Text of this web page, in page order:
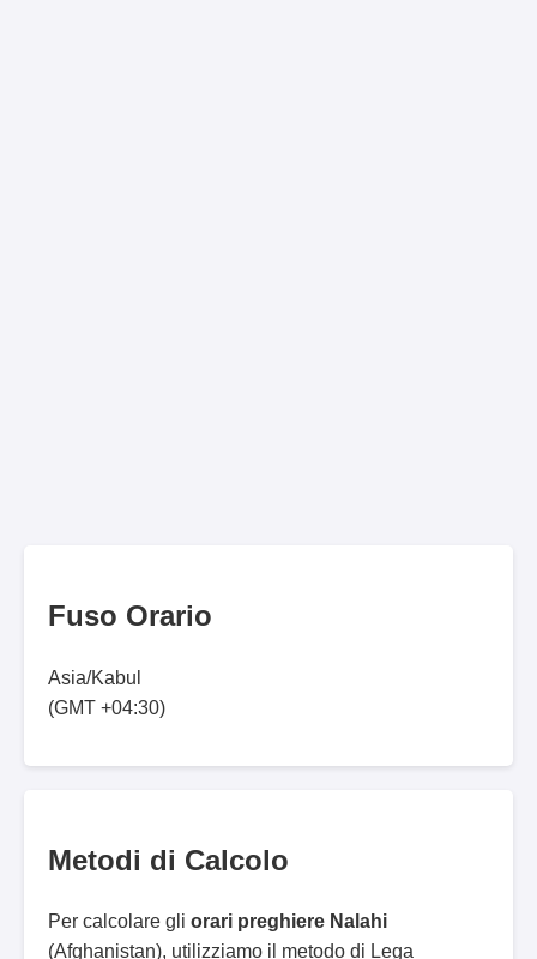
Fuso Orario
Asia/Kabul
(GMT +04:30)
Metodi di Calcolo
Per calcolare gli orari preghiere Nalahi
(Afghanistan), utilizziamo il metodo di Lega